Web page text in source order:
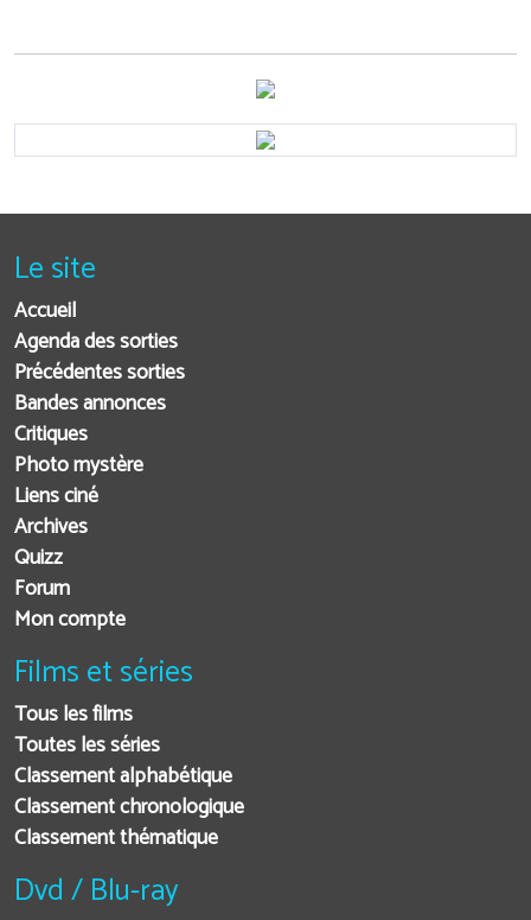
Le site
Accueil
Agenda des sorties
Précédentes sorties
Bandes annonces
Critiques
Photo mystère
Liens ciné
Archives
Quizz
Forum
Mon compte
Films et séries
Tous les films
Toutes les séries
Classement alphabétique
Classement chronologique
Classement thématique
Dvd / Blu-ray